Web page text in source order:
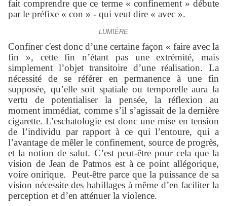
fait comprendre que ce terme « confinement » débute
par le préfixe « con » - qui veut dire « avec ».
LUMIÈRE
Confiner c'est donc d’une certaine façon « faire avec la
fin », cette fin n’étant pas une extrémité, mais
simplement l’objet transitoire d’une réalisation. La
nécessité de se référer en permanence à une fin
supposée, qu’elle soit spatiale ou temporelle aura la
vertu de potentialiser la pensée, la réflexion au
moment immédiat, comme s’il s’agissait de la dernière
cigarette. L’eschatologie est donc une mise en tension
de l’individu par rapport à ce qui l’entoure, qui a
l’avantage de mêler le confinement, source de progrès,
et la notion de salut. C’est peut-être pour cela que la
vision de Jean de Patmos est à ce point allégorique,
voire onirique. Peut-être parce que la puissance de sa
vision nécessite des habillages à même d’en faciliter la
perception et d’en atténuer la violence.